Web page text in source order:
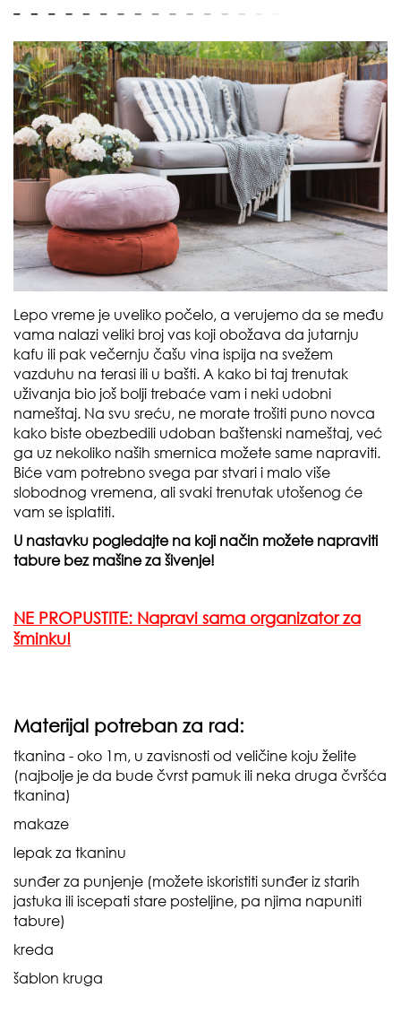
Lepo vreme je uveliko počelo, a verujemo da se među
vama nalazi veliki broj vas koji obožava da jutarnju
kafu ili pak večernju čašu vina ispija na svežem
vazduhu na terasi ili u bašti. A kako bi taj trenutak
uživanja bio još bolji trebaće vam i neki udobni
nameštaj. Na svu sreću, ne morate trošiti puno novca
kako biste obezbedili udoban baštenski nameštaj, već
ga uz nekoliko naših smernica možete same napraviti.
Biće vam potrebno svega par stvari i malo više
slobodnog vremena, ali svaki trenutak utošenog će
vam se isplatiti.
U nastavku pogledajte na koji način možete napraviti
tabure bez mašine za šivenje!
NE PROPUSTITE: Napravi sama organizator za
šminku!
Materijal potreban za rad:
tkanina - oko 1m, u zavisnosti od veličine koju želite
(najbolje je da bude čvrst pamuk ili neka druga čvršća
tkanina)
makaze
lepak za tkaninu
sunđer za punjenje (možete iskoristiti sunđer iz starih
jastuka ili iscepati stare posteljine, pa njima napuniti
tabure)
kreda
šablon kruga